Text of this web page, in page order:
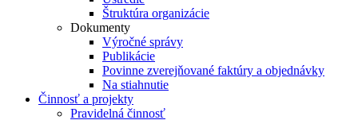
Štruktúra organizácie
Dokumenty
Výročné správy
Publikácie
Povinne zverejňované faktúry a objednávky
Na stiahnutie
Činnosť a projekty
Pravidelná činnosť